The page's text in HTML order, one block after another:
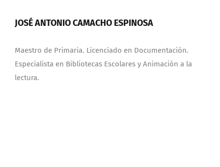
JOSÉ ANTONIO CAMACHO ESPINOSA
Maestro de Primaria. Licenciado en Documentación.
Especialista en Bibliotecas Escolares y Animación a la
lectura.